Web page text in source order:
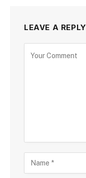
LEAVE A REPLY